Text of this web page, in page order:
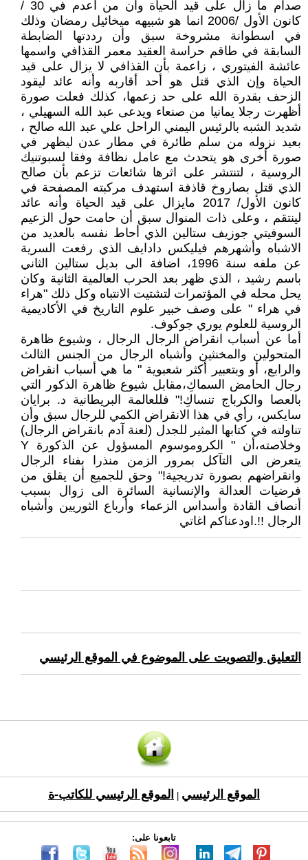
صدام ما زال على قيد الحياة وأن من أعدم في 30 /
كانون الأول /2006 انما هو شبيهه ميخائيل رمضان وذلك
في اسطوانة مشروخة سبق وأن رددتها الضابطة
السابقة في طاقم حراسة العقيد معمر القذافي واسمها
عائشة الفيتوري ، زاعمة بأن القذافي لا يزال على قيد
الحياة وإن الذي قتل هو أحد أقاربه وأنه عائد ليقود
الزحف بقدرة الله على حد زعمها، كذلك فعلت صورة
أظهرت رجلا يمانيا من صنعاء ويدعى عبد الله السهيلي ،
شديد الشبه بالرئيس اليمني الراحل علي عبد الله صالح ،
بعيد نزوله من سلم طائرة في مطار عدن ليظهر في
صورة أخرى هو يتحدث مع عامل نظافة وفقا لسبوتنيك
الروسية ، لتنتشر على اثرها شائعات تزعم بأن صالح
الذي قتل بصاروخ قاذفة استهدف مركبته المصفحة في
كانون الأول/ 2017 مايزال على قيد الحياة وأنه عائد
لينتقم ، وعلى ذات المنوال سبق أن حامت حول الزعيم
السوفيتي جوزيف ستالين الذي أحاط نفسه بالعديد من
الاشباه وأشهرهم فيليكس دادايف الذي رفعت السرية
عن ملفه سنة 1996، اضافة الى بديل ستالين الثاني
باسم رشيد ، الذي ظهر بعد الحرب العالمية الثانية وكان
يحل محله في المؤتمرات لتشتيت الانتباه وكل ذلك "هراء
في هراء " على وصف خبير علوم التاريخ في الأكاديمية
الروسية للعلوم يوري جوكوف.
أما عن أسباب انقراض الرجال الرجال ، وشيوع ظاهرة
المتحولين والمخنثين وأشباه الرجال من الجنس الثالث
والرابع، أو وبتعبير أكثر شعبوية " ما هي أسباب انقراض
رجال الحامض السماكِ،مقابل شيوع ظاهرة الذكور التي
بالعصا والكرباج تنساكِ!" فللعالمة البريطانية د. برايان
سايكس، رأي في هذا الانقراض الكمي للرجال سبق وأن
تناولته في كتابها المثير للجدل (لعنة آدم بانقراض الرجال)
وخلاصته،أن " الكروموسوم المسؤول عن الذكورة Y
يتعرض الى التآكل بمرور الزمن منذرا بفناء الرجال
وانقراضهم بصورة تدريجية!" وحق للجميع أن يقلق من
فرضيات العدالة والإنسانية السائرة الى زوال بسبب
أنصاف القادة وأسداس الزعماء وأرباع الثوريين وأشباه
الرجال !!.اودعناكم اغاتي
التعليق والتصويت على الموضوع في الموقع الرئيسي
الموقع الرئيسي الموقع الرئيسي للكاتب-ة
تابعونا على: